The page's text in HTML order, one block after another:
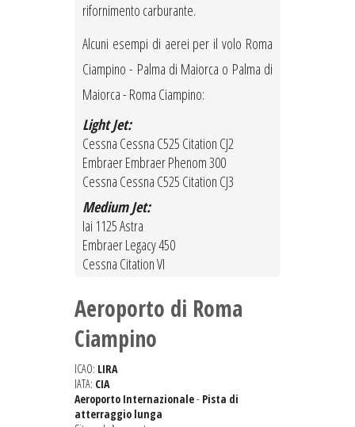
rifornimento carburante.
Alcuni esempi di aerei per il volo Roma
Ciampino - Palma di Maiorca o Palma di
Maiorca - Roma Ciampino:
Light Jet:
Cessna Cessna C525 Citation CJ2
Embraer Embraer Phenom 300
Cessna Cessna C525 Citation CJ3
Medium Jet:
Iai 1125 Astra
Embraer Legacy 450
Cessna Citation VI
Aeroporto di Roma
Ciampino
ICAO: LIRA
IATA: CIA
Aeroporto Internazionale- Pista di
atterraggio lunga